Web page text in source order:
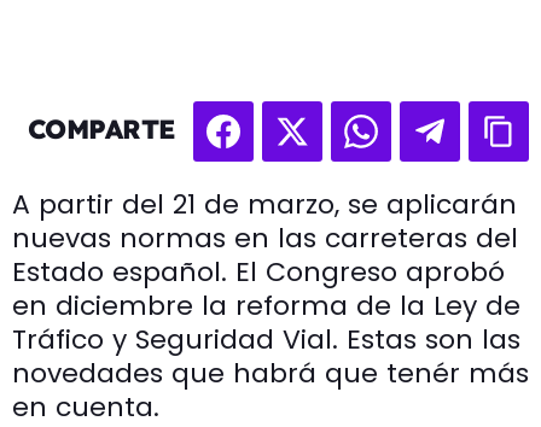
COMPARTE
A partir del 21 de marzo, se aplicarán
nuevas normas en las carreteras del
Estado español. El Congreso aprobó
en diciembre la reforma de la Ley de
Tráfico y Seguridad Vial. Estas son las
novedades que habrá que tenér más
en cuenta.